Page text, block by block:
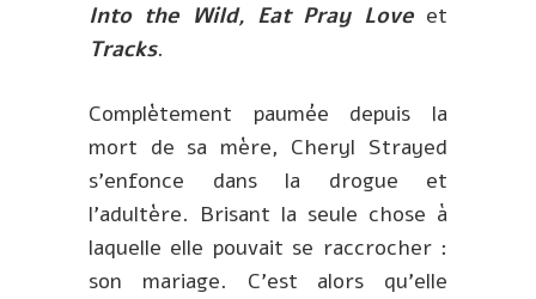
Into the Wild, Eat Pray Loveet
Tracks.
Complètement paumée depuis la
mort de sa mère, Cheryl Strayed
s’enfonce dans la drogue et
l’adultère. Brisant la seule chose à
laquelle elle pouvait se raccrocher :
son mariage. C’est alors qu’elle